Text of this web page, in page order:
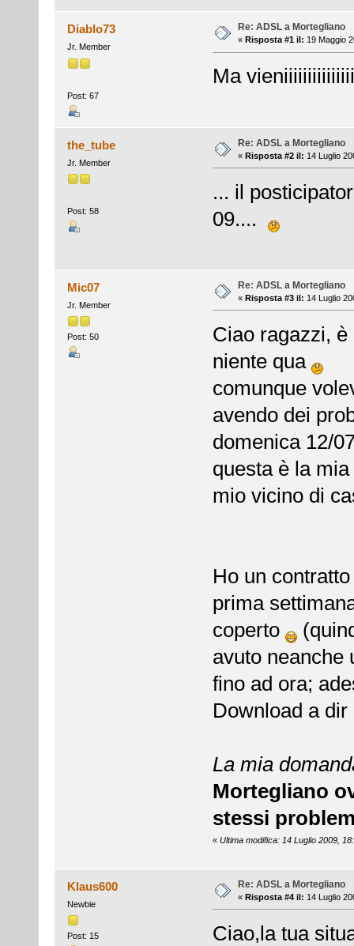
Diablo73
Jr. Member
Post: 67
Re: ADSL a Mortegliano
« Risposta #1 il: 19 Maggio
Ma
the_tube
Jr. Member
Post: 58
Re: ADSL a Mortegliano
« Risposta #2 il: 14 Luglio
... il
09....
Mic07
Jr. Member
Post: 50
Re: ADSL a Mortegliano
« Risposta #3 il: 14 Luglio
Ciao ragazzi,
niente qua
comunque
avendo dei
domenica 12/
questa è la
mio vicino di
Ho un
prima
coperto
avuto neanche
fino ad ora;
Download a
La mia
Mortegliano
stessi
« Ultima modifica: 14 Luglio 2009,
Klaus600
Newbie
Post: 15
Re: ADSL a Mortegliano
« Risposta #4 il: 14 Luglio
Ciao,la tua